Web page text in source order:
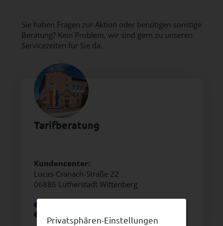
Sie haben Fragen zur Aktion oder benötigen sonstige
Beratung? Kein Problem, wir sind gern zu unseren
Servicezeiten für Sie da.
Tarifberatung
Kundencenter:
Lucas-Cranach-Straße 22
06886 Lutherstadt Wittenberg
Privatsphären-Einstellungen